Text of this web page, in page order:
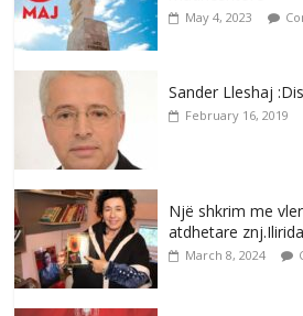
May 4, 2023
Sander Lleshaj
February 16, 2019
Një shkrim me
atdhetare
March 8, 2024